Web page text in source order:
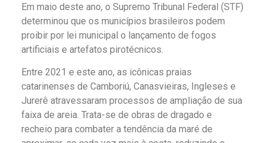
Em maio deste ano, o Supremo Tribunal Federal (STF)
determinou que os municípios brasileiros podem
proibir por lei municipal o lançamento de fogos
artificiais e artefatos pirotécnicos.
Entre 2021 e este ano, as icônicas praias
catarinenses de Camboriú, Canasvieiras, Ingleses e
Jurerê atravessaram processos de ampliação de sua
faixa de areia. Trata-se de obras de dragado e
recheio para combater a tendência da maré de